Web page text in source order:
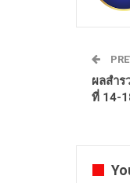
ผลสำร
ที่ 14-